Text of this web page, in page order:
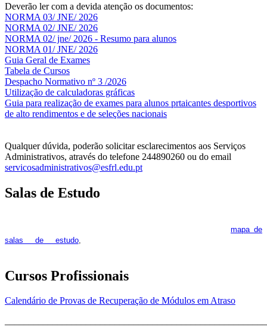
Deverão ler com a devida atenção os documentos:
NORMA 03/ JNE/ 2026
NORMA 02/ JNE/ 2026
NORMA 02/ jne/ 2026 - Resumo para alunos
NORMA 01/ JNE/ 2026
Guia Geral de Exames
Tabela de Cursos
Despacho Normativo nº 3 /2026
Utilização de calculadoras gráficas
Guia para realização de exames para alunos prtaicantes desportivos
de alto rendimentos e de seleções nacionais
Qualquer dúvida, poderão solicitar esclarecimentos aos Serviços
Administrativos, através do telefone 244890260 ou do email
servicosadministrativos@esfrl.edu.pt
Salas de Estudo
mapa de
salas de estudo,
Cursos Profissionais
Calendário de Provas de Recuperação de Módulos em Atraso